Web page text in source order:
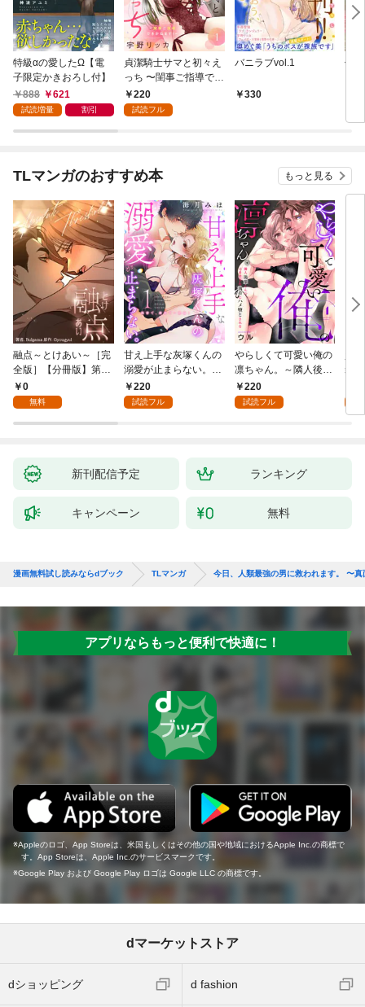
特級αの愛したΩ【電
子限定かきおろし付】
888
621
試読増量 割引
貞潔騎士サマと初々え
っち 〜閨事ご指導でき
かねます！〜（1）
220
試読フル
バニラブvol.1
330
偽
TLマンガのおすすめ本 もっと見る
融点～とけあい～［完
全版］【分冊版】第1
話0
無料
甘え上手な灰塚くんの
溺愛が止まらない。純
情で、健気で…絶倫！
(1)
220
試読フル
やらしくて可愛い俺の
凛ちゃん。～隣人後輩
くんのイキすぎた執着
にハメ堕とされる～(1)
220
試読フル
装
感
【
新刊配信予定 ランキング
キャンペーン 無料
漫画無料試し読みならdブック TLマンガ 今日、人類最強の男に救われます。 〜
アプリならもっと便利で快適に！
Appleのロゴ、App Storeは、米国もしくはその他の国や地域におけるApple Inc.の商標で
す。App Storeは、Apple Inc.のサービスマークです。
Google Play および Google Play ロゴは Google LLC の商標です。
dマーケットストア
dショッピング d fashion